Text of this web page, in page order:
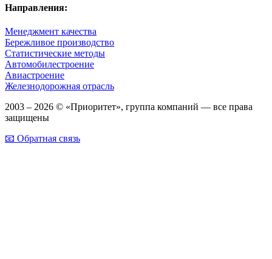
Направления:
Менеджмент качества
Бережливое производство
Статистические методы
Автомобилестроение
Авиастроение
Железнодорожная отрасль
2003 – 2026 © «Приоритет», группа компаний — все права
защищены
📧 Обратная связь